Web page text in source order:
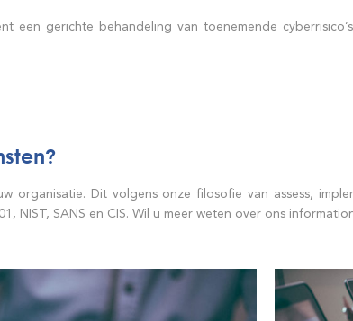
een gerichte behandeling van toenemende
organisatie. Dit volgens onze filosofie van assess,
NIST, SANS en CIS. Wil u meer weten over ons